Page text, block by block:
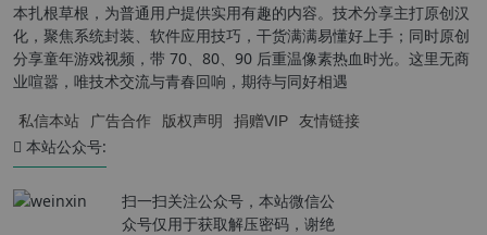
本扎根草根，为普通用户提供实用有趣的内容。技术分享主打原创汉
化，聚焦系统封装、软件应用技巧，干货满满易懂好上手；同时原创
分享童年游戏视频，带 70、80、90 后重温像素热血时光。这里无商
业喧嚣，唯技术交流与青春回响，期待与同好相遇
私信本站 广告合作 版权声明 捐赠VIP 友情链接
本站公众号:
扫一扫关注公众号，本站微信公
众号仅用于获取解压密码，谢绝